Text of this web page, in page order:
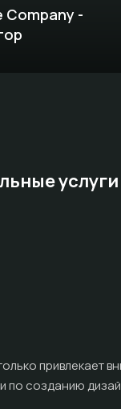
Company -
привлекает
по созданию